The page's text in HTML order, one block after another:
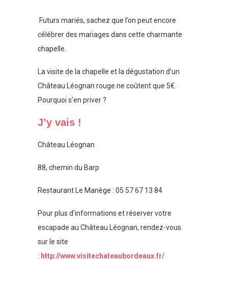
Futurs mariés, sachez que l’on peut encore
célébrer des mariages dans cette charmante
chapelle.
La visite de la chapelle et la dégustation d’un
Château Léognan rouge ne coûtent que 5€.
Pourquoi s’en priver ?
J’y vais !
Château Léognan
88, chemin du Barp
Restaurant Le Manège : 05 57 67 13 84
Pour plus d’informations et réserver votre
escapade au Château Léognan, rendez-vous
sur le site
: http://www.visitechateaubordeaux.fr/